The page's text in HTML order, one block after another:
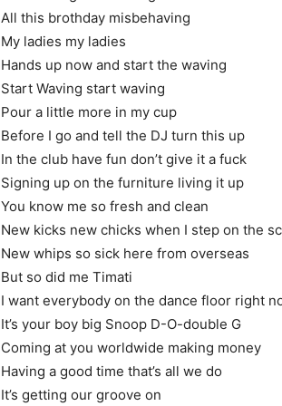
All this brothday misbehaving
My ladies my ladies
Hands up now and start the waving
Start Waving start waving
Pour a little more in my cup
Before I go and tell the DJ turn this up
In the club have fun don’t give it a fuck
Signing up on the furniture living it up
You know me so fresh and clean
New kicks new chicks when I step on the
New whips so sick here from overseas
But so did me Timati
I want everybody on the dance floor right
It’s your boy big Snoop D-O-double G
Coming at you worldwide making money
Having a good time that’s all we do
It’s getting our groove on